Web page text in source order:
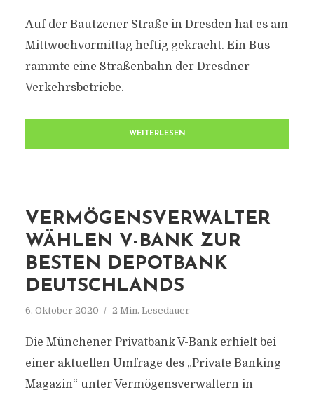
Auf der Bautzener Straße in Dresden hat es am
Mittwochvormittag heftig gekracht. Ein Bus
rammte eine Straßenbahn der Dresdner
Verkehrsbetriebe.
WEITERLESEN
VERMÖGENSVERWALTER
WÄHLEN V-BANK ZUR
BESTEN DEPOTBANK
DEUTSCHLANDS
6. Oktober 2020 2 Min. Lesedauer
Die Münchener Privatbank V-Bank erhielt bei
einer aktuellen Umfrage des „Private Banking
Magazin“ unter Vermögensverwaltern in